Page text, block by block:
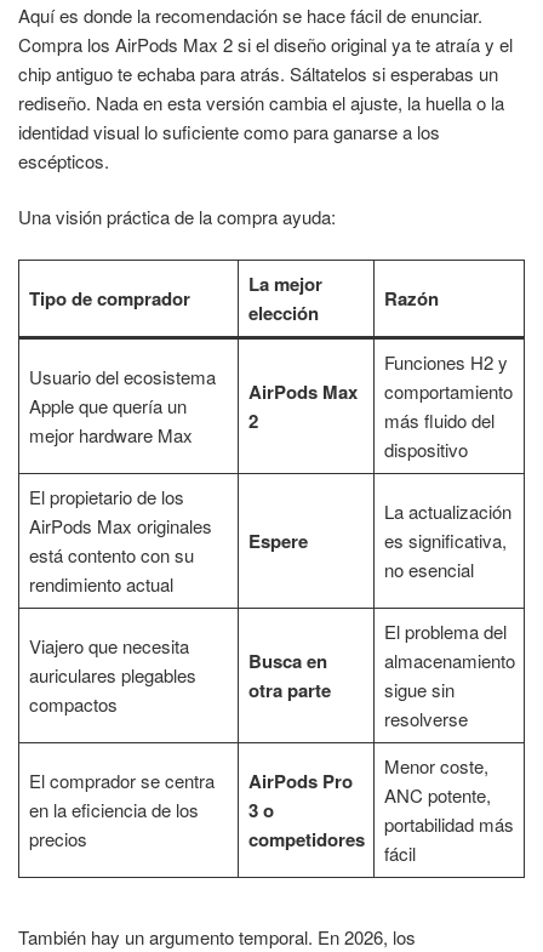
Aquí es donde la recomendación se hace fácil de enunciar.
Compra los AirPods Max 2 si el diseño original ya te atraía y el
chip antiguo te echaba para atrás. Sáltatelos si esperabas un
rediseño. Nada en esta versión cambia el ajuste, la huella o la
identidad visual lo suficiente como para ganarse a los
escépticos.
Una visión práctica de la compra ayuda:
Tipo de comprador
La mejor
elección
Razón
Usuario del ecosistema
Apple que quería un
mejor hardware Max
AirPods Max
2
Funciones H2 y
comportamiento
más fluido del
dispositivo
El propietario de los
AirPods Max originales
está contento con su
rendimiento actual
Espere
La actualización
es significativa,
no esencial
Viajero que necesita
auriculares plegables
compactos
Busca en
otra parte
El problema del
almacenamiento
sigue sin
resolverse
El comprador se centra
en la eficiencia de los
precios
AirPods Pro
3 o
competidores
Menor coste,
ANC potente,
portabilidad más
fácil
También hay un argumento temporal. En 2026, los